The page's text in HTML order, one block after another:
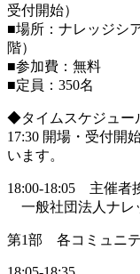
受付開始）
■場所：ナレッジシ
階）
■参加費：無料
■定員：350名
◆タイムスケジュー
17:30 開場・受付
います。
18:00-18:05 主催者
一般社団法人ナ
第1部 各コミュニ